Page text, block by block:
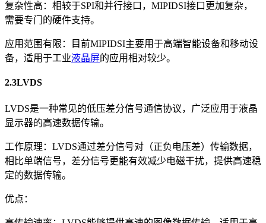
复杂性高：相较于SPI和并行接口，MIPIDSI接口更加复杂，
需要专门的硬件支持。
应用范围有限：目前MIPIDSI主要用于高端智能设备和移动设
备，适用于工业液晶屏的应用相对较少。
2.3LVDS
LVDS是一种常见的低压差分信号通信协议，广泛应用于液晶
显示器的高速数据传输。
工作原理：LVDS通过差分信号对（正负电压差）传输数据，
相比单端信号，差分信号更能有效减少电磁干扰，提供高速稳
定的数据传输。
优点：